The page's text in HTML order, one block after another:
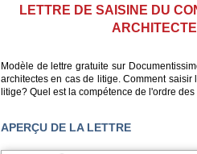
LETTRE DE SAISINE DU
Modèle de lettre gratuite sur
architectes en cas de litige. Comment
litige? Quel est la compétence de l'ordre
APERÇU DE LA LETTRE